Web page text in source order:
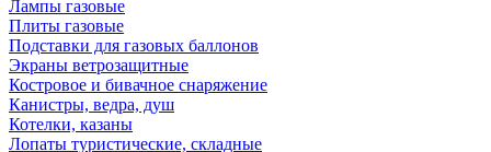
Лампы газовые
Плиты газовые
Подставки для газовых баллонов
Экраны ветрозащитные
Костровое и бивачное снаряжение
Канистры, ведра, душ
Котелки, казаны
Лопаты туристические, складные